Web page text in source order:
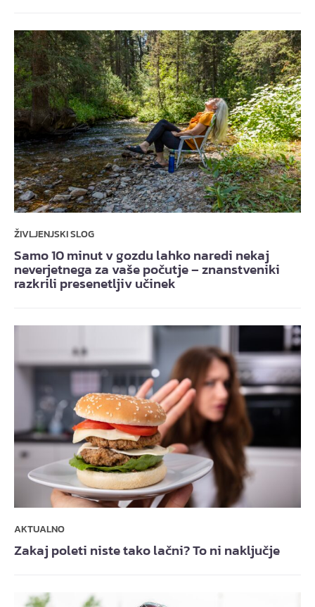
ŽIVLJENJSKI SLOG
Samo 10 minut v gozdu lahko naredi nekaj
neverjetnega za vaše počutje – znanstveniki
razkrili presenetljiv učinek
AKTUALNO
Zakaj poleti niste tako lačni? To ni naključje